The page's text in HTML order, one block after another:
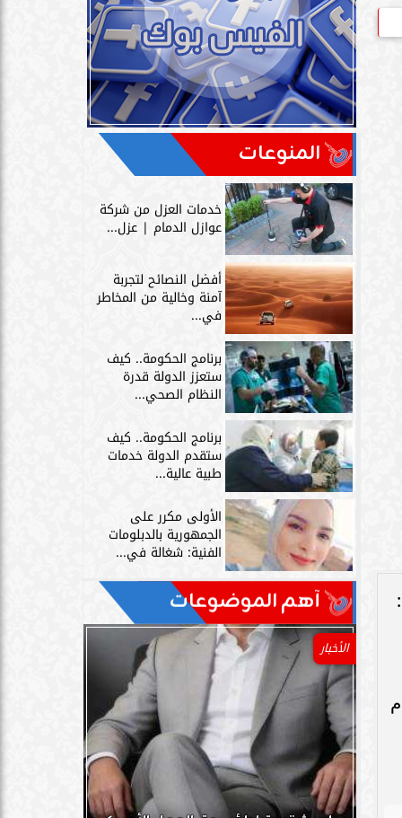
المنوعات
خدمات العزل من شركة
عوازل الدمام | عزل...
أفضل النصائح لتجربة
آمنة وخالية من المخاطر
في...
برنامج الحكومة.. كيف
ستعزز الدولة قدرة
النظام الصحي...
برنامج الحكومة.. كيف
ستقدم الدولة خدمات
طبية عالية...
الأولى مكرر على
الجمهورية بالدبلومات
الفنية: شغالة في...
آهم الموضوعات
الأخبار